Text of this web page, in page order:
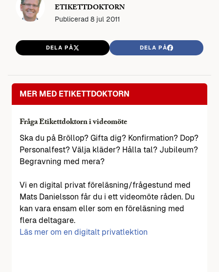
ETIKETTDOKTORN
Publicerad 8 jul 2011
DELA PÅ DELA PÅ
MER MED ETIKETTDOKTORN
Fråga Etikettdoktorn i videomöte
Ska du på Bröllop? Gifta dig? Konfirmation? Dop?
Personalfest? Välja kläder? Hålla tal? Jubileum?
Begravning med mera?
Vi en digital privat föreläsning/frågestund med
Mats Danielsson får du i ett videomöte råden. Du
kan vara ensam eller som en föreläsning med
flera deltagare.
Läs mer om en digitalt privatlektion